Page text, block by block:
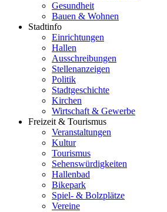
Gesundheit
Bauen & Wohnen
Stadtinfo
Einrichtungen
Hallen
Ausschreibungen
Stellenanzeigen
Politik
Stadtgeschichte
Kirchen
Wirtschaft & Gewerbe
Freizeit & Tourismus
Veranstaltungen
Kultur
Tourismus
Sehenswürdigkeiten
Hallenbad
Bikepark
Spiel- & Bolzplätze
Vereine